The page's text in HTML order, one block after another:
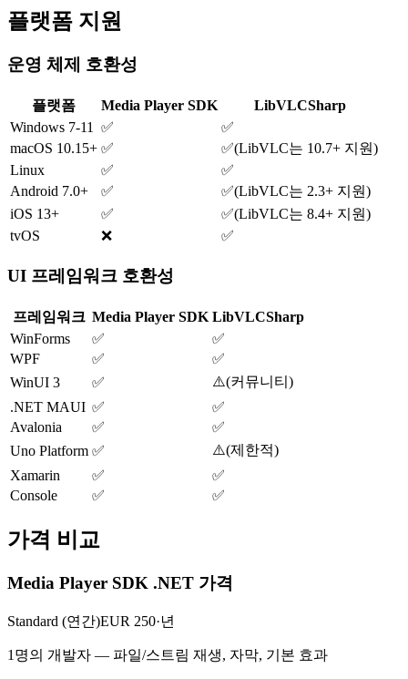
플랫폼 지원
운영 체제 호환성
플랫폼 Media Player SDK
LibVLCSharp
Windows 7-11
✅
✅
macOS 10.15+ ✅ ✅(LibVLC는 10.7+ 지원)
Linux
✅
✅
Android 7.0+
✅ ✅(LibVLC는 2.3+ 지원)
iOS 13+
✅ ✅(LibVLC는 8.4+ 지원)
tvOS
❌ ✅
UI 프레임워크 호환성
프레임워크 Media Player SDK LibVLCSharp
WinForms
✅
✅
WPF
✅
✅
WinUI 3
✅ ⚠️(커뮤니티 )
.NET MAUI ✅
✅
Avalonia
✅
✅
Uno Platform ✅ ⚠️(제한적)
Xamarin
✅
✅
Console
✅ ✅
가격 비교
Media Player SDK .NET 가격
Standard (연간)EUR 250·년
1명의 개발자 — 파일/스트림 재생, 자막, 기본 효과